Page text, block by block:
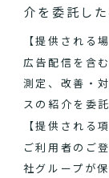
介を委託した
【提供される場
広告配信を含
測定、改善・
スの紹介を委
【提供される項
ご利用者のご
社グループが